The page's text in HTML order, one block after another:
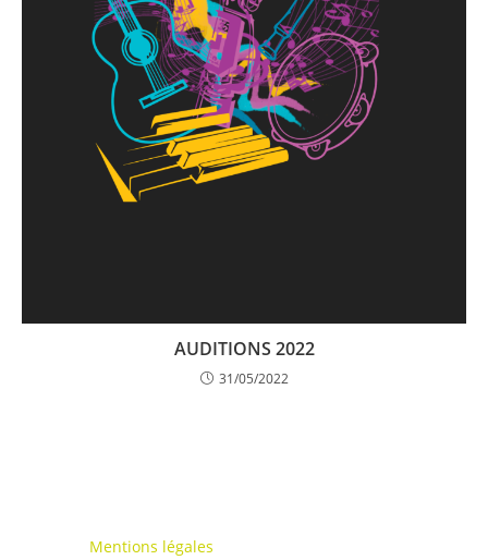
AUDITIONS 2022
31/05/2022
Mentions légales